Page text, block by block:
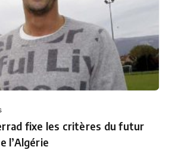
fixe les critères du futur
l’Algérie